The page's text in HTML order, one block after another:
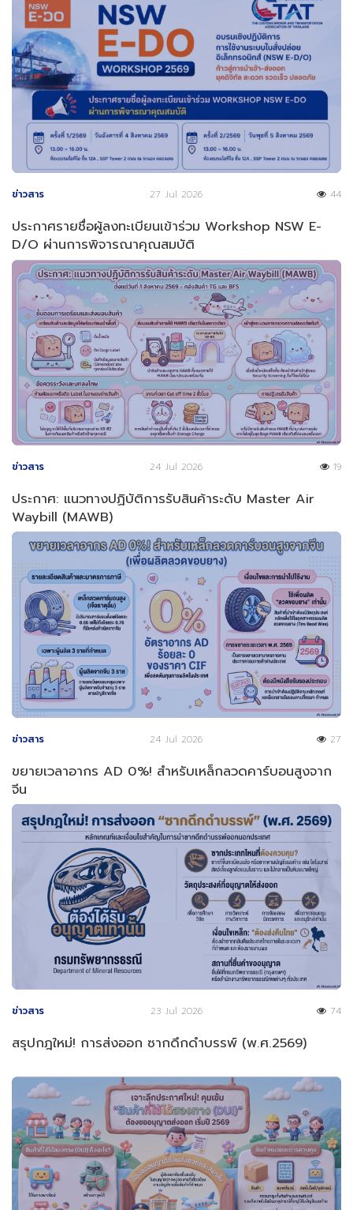
ข่าวสาร 27 Jul 2026 44
ประกาศรายชื่อผู้ลงทะเบียนเข้าร่วม Workshop NSW E-
D/O ผ่านการพิจารณาคุณสมบัติ
ข่าวสาร 24 Jul 2026 19
ประกาศ: แนวทางปฏิบัติการรับสินค้าระดับ Master Air
Waybill (MAWB)
ข่าวสาร 24 Jul 2026 27
ขยายเวลาอากร AD 0%! สำหรับเหล็กลวดคาร์บอนสูงจาก
จีน
ข่าวสาร 23 Jul 2026 74
สรุปกฎใหม่! การส่งออก ซากดึกดำบรรพ์ (พ.ศ.2569)